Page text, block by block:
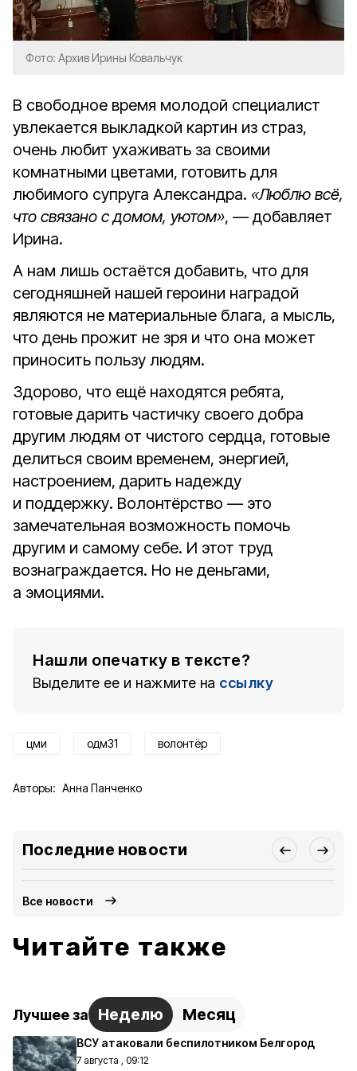
Фото: Архив Ирины Ковальчук
В свободное время молодой специалист
увлекается выкладкой картин из страз,
очень любит ухаживать за своими
комнатными цветами, готовить для
любимого супруга Александра. «Люблю всё,
что связано с домом, уютом», — добавляет
Ирина.
А нам лишь остаётся добавить, что для
сегодняшней нашей героини наградой
являются не материальные блага, а мысль,
что день прожит не зря и что она может
приносить пользу людям.
Здорово, что ещё находятся ребята,
готовые дарить частичку своего добра
другим людям от чистого сердца, готовые
делиться своим временем, энергией,
настроением, дарить надежду
и поддержку. Волонтёрство — это
замечательная возможность помочь
другим и самому себе. И этот труд
вознаграждается. Но не деньгами,
а эмоциями.
Нашли опечатку в тексте?
Выделите ее и нажмите на ссылку
цми одм31 волонтёр
Авторы: Анна Панченко
Последние новости
Все новости
Читайте также
Лучшее за Неделю Месяц
ВСУ атаковали беспилотником Белгород
7 августа , 09:12